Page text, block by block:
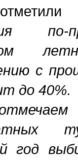
по-
с
до 40%.
год